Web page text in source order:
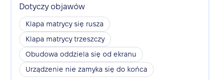
Dotyczy objawów
Klapa matrycy się rusza
Klapa matrycy trzeszczy
Obudowa oddziela się od ekranu
Urządzenie nie zamyka się do końca